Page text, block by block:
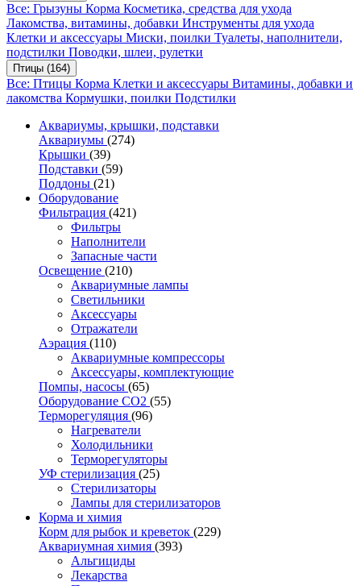
Все: Грызуны Корма Косметика, средства для ухода
Лакомства, витамины, добавки Инструменты для ухода
Клетки и аксессуары Миски, поилки Туалеты, наполнители,
подстилки Поводки, шлеи, рулетки
Птицы (164)
Все: Птицы Корма Клетки и аксессуары Витамины, добавки и
лакомства Кормушки, поилки Подстилки
Аквариумы, крышки, подставки
Аквариумы (274)
Крышки (39)
Подставки (59)
Поддоны (21)
Оборудование
Фильтрация (421)
Фильтры
Наполнители
Запасные части
Освещение (210)
Аквариумные лампы
Светильники
Аксессуары
Отражатели
Аэрация (110)
Аквариумные компрессоры
Аксессуары, комплектующие
Помпы, насосы (65)
Оборудование CO2 (55)
Терморегуляция (96)
Нагреватели
Холодильники
Терморегуляторы
УФ стерилизация (25)
Стерилизаторы
Лампы для стерилизаторов
Корма и химия
Корм для рыбок и креветок (229)
Аквариумная химия (393)
Альгициды
Лекарства